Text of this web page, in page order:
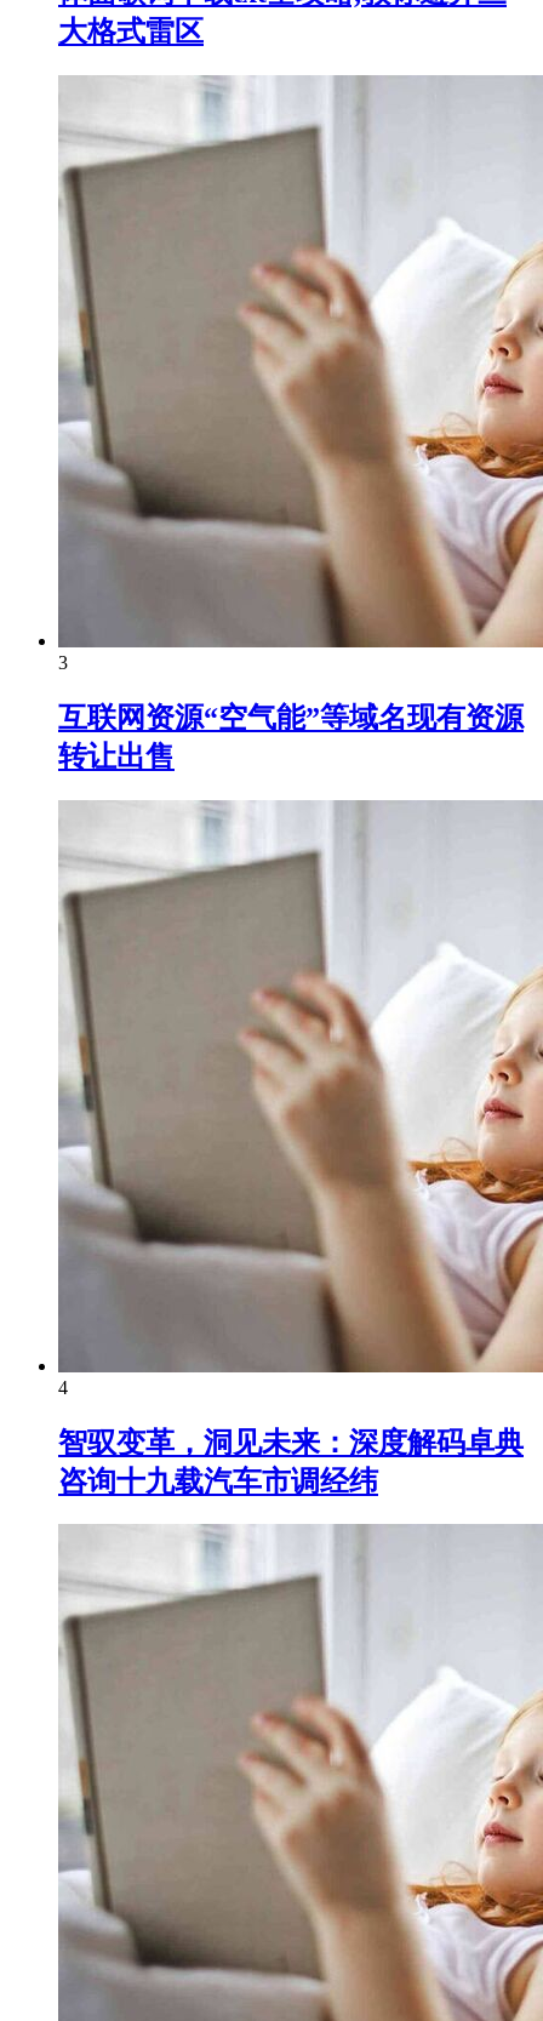
大格式雷区
3
互联网资源“空气能”等域名现有资源
转让出售
4
智驭变革，洞见未来：深度解码卓典
咨询十九载汽车市调经纬